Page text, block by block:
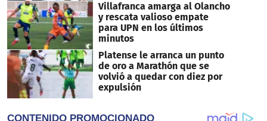
Villafranca amarga al Olancho
y rescata valioso empate
para UPN en los últimos
minutos
Platense le arranca un punto
de oro a Marathón que se
volvió a quedar con diez por
expulsión